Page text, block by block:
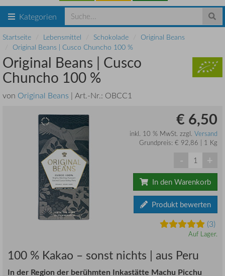
Kategorien
Startseite Lebensmittel Schokolade
Original Beans
Original Beans | Cusco Chuncho 100 %
Original Beans | Cusco
Chuncho 100 %
von Original Beans | Art.-Nr.: OBCC1
€ 6,50
inkl. 10 % MwSt. zzgl. Versand
Grundpreis: € 92,86 | 1 Kg
- +
In den Warenkorb
Produkt bewerten
(3)
Auf Lager.
100 % Kakao – sonst nichts | aus Peru
In der Region der berühmten Inkastätte Machu Picchu